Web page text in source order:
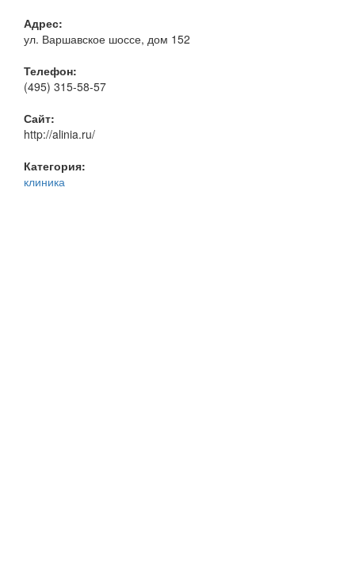
Адрес:
ул. Варшавское шоссе, дом 152
Телефон:
(495) 315-58-57
Сайт:
http://alinia.ru/
Категория:
клиника